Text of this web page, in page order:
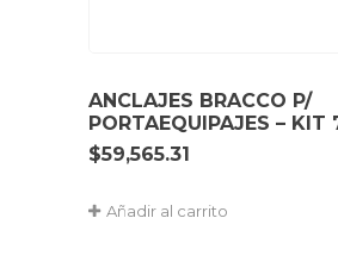
ANCLAJES BRACCO P/
PORTAEQUIPAJES –
$59,565.31
Añadir al carrito